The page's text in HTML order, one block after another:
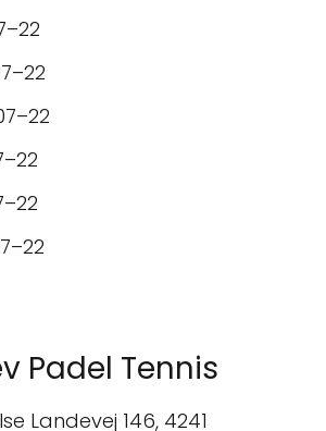
Padel Tennis
Landevej 146, 4241